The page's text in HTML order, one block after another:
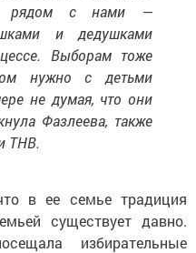
рядом с нами —
и дедушками
Выборам тоже
нужно с детьми
не думая, что они
Фазлеева, также
ТНВ.
в ее семье традиция
существует давно.
избирательные